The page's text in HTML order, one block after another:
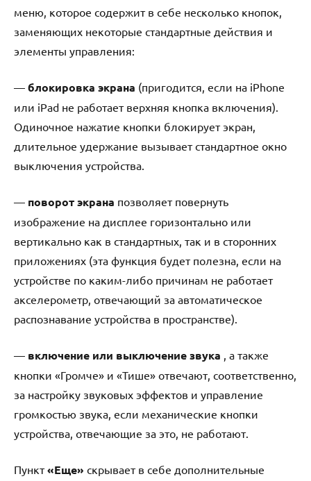
меню, которое содержит в себе несколько кнопок,
заменяющих некоторые стандартные действия и
элементы управления:
— блокировка экрана (пригодится, если на iPhone
или iPad не работает верхняя кнопка включения).
Одиночное нажатие кнопки блокирует экран,
длительное удержание вызывает стандартное окно
выключения устройства.
— поворот экрана позволяет повернуть
изображение на дисплее горизонтально или
вертикально как в стандартных, так и в сторонних
приложениях (эта функция будет полезна, если на
устройстве по каким-либо причинам не работает
акселерометр, отвечающий за автоматическое
распознавание устройства в пространстве).
— включение или выключение звука
, а также
кнопки «Громче» и «Тише» отвечают, соответственно,
за настройку звуковых эффектов и управление
громкостью звука, если механические кнопки
устройства, отвечающие за это, не работают.
Пункт«Еще» скрывает в себе дополнительные